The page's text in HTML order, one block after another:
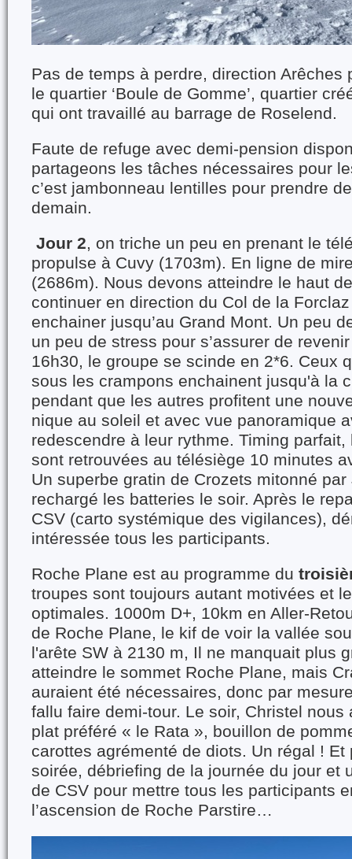
Pas de temps à perdre, direction Arêches
le quartier ‘Boule de Gomme’, quartier
qui ont travaillé au barrage de Roselend.
Faute de refuge avec demi-pension
partageons les tâches nécessaires pour
c’est jambonneau lentilles pour prendre
demain.
Jour 2, on triche un peu en prenant le
propulse à Cuvy (1703m). En ligne de
(2686m). Nous devons atteindre le haut
continuer en direction du Col de la
enchainer jusqu’au Grand Mont. Un peu
un peu de stress pour s’assurer de
16h30, le groupe se scinde en 2*6. Ceux
sous les crampons enchainent jusqu'à la
pendant que les autres profitent une
nique au soleil et avec vue panoramique
redescendre à leur rythme. Timing
sont retrouvées au télésiège 10 minutes
Un superbe gratin de Crozets mitonné
rechargé les batteries le soir. Après le
CSV (carto systémique des vigilances),
intéressée tous les participants.
Roche Plane est au programme du
troupes sont toujours autant motivées et
optimales. 1000m D+, 10km en Aller-
de Roche Plane, le kif de voir la vallée
l'arête SW à 2130 m, Il ne manquait plus
atteindre le sommet Roche Plane, mais
auraient été nécessaires, donc par
fallu faire demi-tour. Le soir, Christel nous
plat préféré « le Rata », bouillon de
carottes agrémenté de diots. Un régal ! Et
soirée, débriefing de la journée du jour et
de CSV pour mettre tous les participants
l’ascension de Roche Parstire…